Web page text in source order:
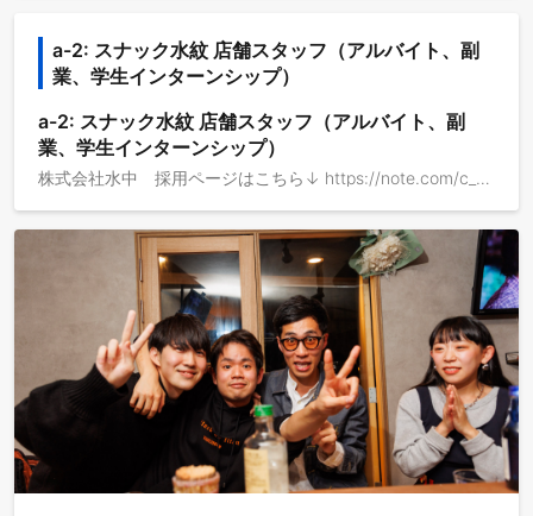
a-2: スナック水紋 店舗スタッフ（アルバイト、副
業、学生インターンシップ）
a-2: スナック水紋 店舗スタッフ（アルバイト、副
業、学生インターンシップ）
株式会社水中 採用ページはこちら↓ https://note.com/c_fish/n/n6d9858266bb9 スナック水紋の紹介はこちら↓ https://note.com/c_fish/n/n457de82c8128 スナック水紋は、2026年秋に国立駅周辺で新規オープンする店舗です。 2026年秋以降に勤務できる方を募集対象としています。 (1)店舗で提供するサービス 気楽な関係性、安心感のある空間で、誰かと団欒する楽しさを提供します。 お客様が求めているものを気づき、ご来店された全てのお客様が心地よく過ごせるようにサービスを提供します。 (2)具体的な業務内容 店舗でのドリンク作成、サービス業務 カジュアル面談 / 水中のことをもっと知りたい方へ↓ https://herp.careers/v1/suichu/QFoWcu-EGTBi エントリーするほどではないけれど、株式会社水中のことが少し気になっている。 会社が行っている事業や、働くメンバー、環境についてざっくばらんにお話させていただきます。